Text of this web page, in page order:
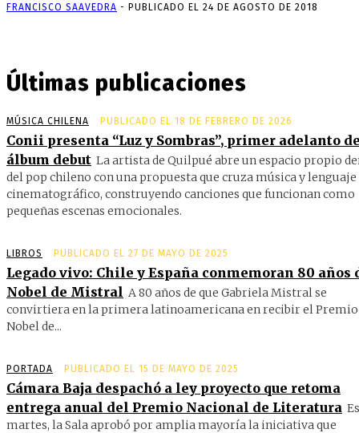
FRANCISCO SAAVEDRA - PUBLICADO EL 24 DE AGOSTO DE 2018
Últimas publicaciones
MÚSICA CHILENA PUBLICADO EL 18 DE FEBRERO DE 2026
Conii presenta “Luz y Sombras”, primer adelanto
álbum debut La artista de Quilpué abre un espacio propio
del pop chileno con una propuesta que cruza música y lenguaje
cinematográfico, construyendo canciones que funcionan como
pequeñas escenas emocionales.
LIBROS PUBLICADO EL 27 DE MAYO DE 2025
Legado vivo: Chile y España conmemoran 80 años
Nobel de Mistral A 80 años de que Gabriela Mistral se
convirtiera en la primera latinoamericana en recibir el Premio
Nobel de...
PORTADA PUBLICADO EL 15 DE MAYO DE 2025
Cámara Baja despachó a ley proyecto que retoma
entrega anual del Premio Nacional de Literatura
martes, la Sala aprobó por amplia mayoría la iniciativa que